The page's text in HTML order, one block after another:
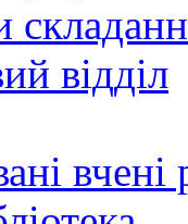
відділ
вчені